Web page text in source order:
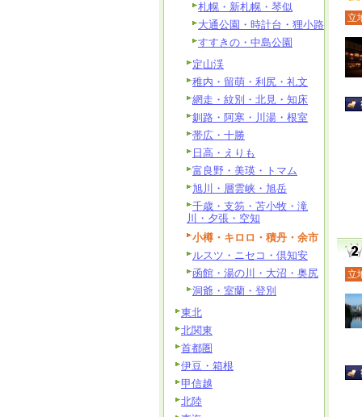
立
立
札幌・新札幌・琴似
大通公園・時計台・狸小路
すすきの・中島公園
定山渓
稚内・留萌・利尻・礼文
網走・紋別・北見・知床
釧路・阿寒・川湯・根室
帯広・十勝
日高・えりも
富良野・美瑛・トマム
旭川・層雲峡・旭岳
千歳・支笏・苫小牧・滝
川・夕張・空知
小樽・キロロ・積丹・余市
ルスツ・ニセコ・倶知安
函館・湯の川・大沼・奥尻
洞爺・室蘭・登別
東北
北関東
首都圏
伊豆・箱根
甲信越
北陸